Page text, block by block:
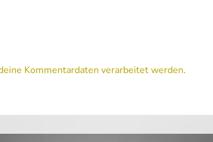
Kommentardaten verarbeitet werden.